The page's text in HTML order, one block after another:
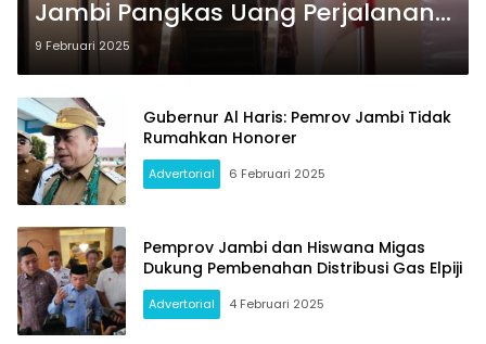
Jambi Pangkas Uang Perjalanan
Dinas
9 Februari 2025
Gubernur Al Haris: Pemrov Jambi Tidak
Rumahkan Honorer
Advertorial 6 Februari 2025
Pemprov Jambi dan Hiswana Migas
Dukung Pembenahan Distribusi Gas Elpiji
Advertorial 4 Februari 2025